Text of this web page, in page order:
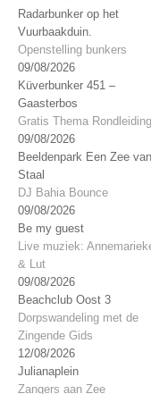
Radarbunker op het
Vuurbaakduin.
Openstelling bunkers
09/08/2026
Küverbunker 451 –
Gaasterbos
Gratis Thema Rondleiding
09/08/2026
Beeldenpark Een Zee van
Staal
DJ Bahia Bounce
09/08/2026
Be my guest
Live muziek:
& Lut
09/08/2026
Beachclub Oost 3
Dorpswandeling met de
Zingende Gids
12/08/2026
Julianaplein
Zangers aan Zee